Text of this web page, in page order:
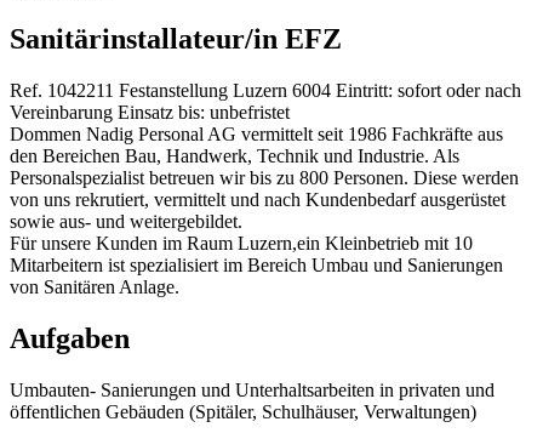
Sanitärinstallateur/in EFZ
Ref. 1042211 Festanstellung Luzern 6004 Eintritt: sofort oder nach
Vereinbarung Einsatz bis: unbefristet
Dommen Nadig Personal AG vermittelt seit 1986 Fachkräfte aus
den Bereichen Bau, Handwerk, Technik und Industrie. Als
Personalspezialist betreuen wir bis zu 800 Personen. Diese werden
von uns rekrutiert, vermittelt und nach Kundenbedarf ausgerüstet
sowie aus- und weitergebildet.
Für unsere Kunden im Raum Luzern,ein Kleinbetrieb mit 10
Mitarbeitern ist spezialisiert im Bereich Umbau und Sanierungen
von Sanitären Anlage.
Aufgaben
Umbauten- Sanierungen und Unterhaltsarbeiten in privaten und
öffentlichen Gebäuden (Spitäler, Schulhäuser, Verwaltungen)